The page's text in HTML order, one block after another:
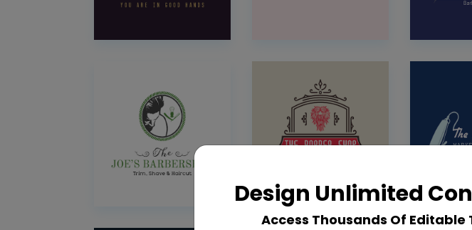
Design Unlimited
Access Thousands Of Editable